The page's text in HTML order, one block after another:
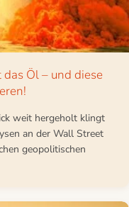
Öl – und diese
weit hergeholt klingt
an der Wall Street
geopolitischen